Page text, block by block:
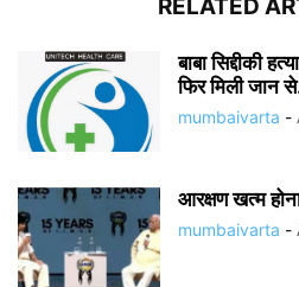
RELATED
बाबा सिद्दीकी
फिर मिली जान
mumbaivarta -
आरक्षण खत्म
mumbaivarta -